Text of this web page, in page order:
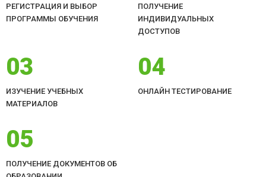
РЕГИСТРАЦИЯ И ВЫБОР
ПРОГРАММЫ ОБУЧЕНИЯ
ПОЛУЧЕНИЕ
ИНДИВИДУАЛЬНЫХ
ДОСТУПОВ
03
ИЗУЧЕНИЕ УЧЕБНЫХ
МАТЕРИАЛОВ
04
ОНЛАЙН ТЕСТИРОВАНИЕ
05
ПОЛУЧЕНИЕ ДОКУМЕНТОВ ОБ